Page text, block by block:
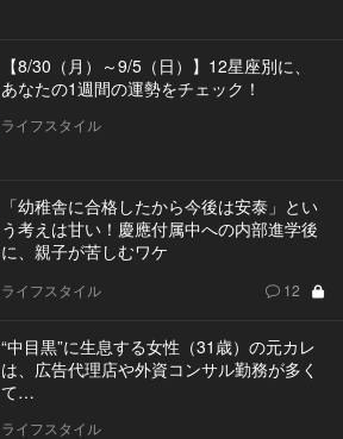
【8/30（月）～9/5（日）】12星座別に、
あなたの1週間の運勢をチェック！
ライフスタイル
「幼稚舎に合格したから今後は安泰」とい
う考えは甘い！慶應付属中への内部進学後
に、親子が苦しむワケ
ライフスタイル 12
“中目黒”に生息する女性（31歳）の元カレ
は、広告代理店や外資コンサル勤務が多く
て…
ライフスタイル